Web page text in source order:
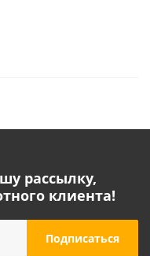
рассылку,
клиента!